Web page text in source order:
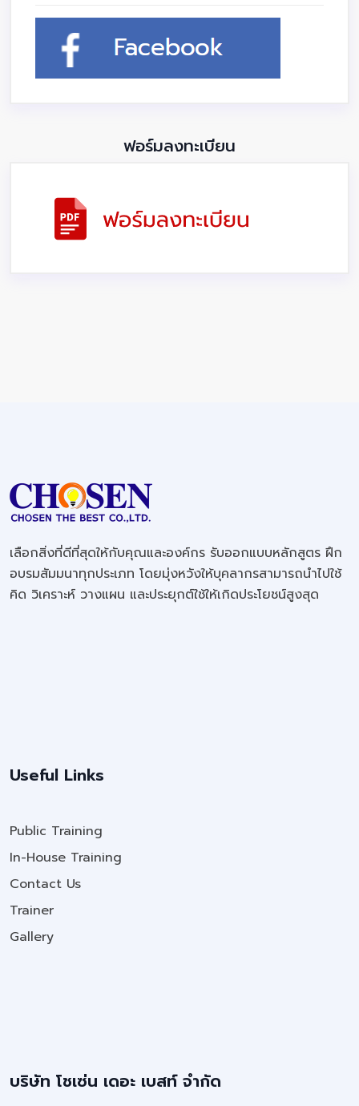
ฟอร์มลงทะเบียน
เลือกสิ่งที่ดีที่สุดให้กับคุณและองค์กร รับออกแบบหลักสูตร ฝึก
อบรมสัมมนาทุกประเภท โดยมุ่งหวังให้บุคลากรสามารถนำไปใช้
คิด วิเคราะห์ วางแผน และประยุกต์ใช้ให้เกิดประโยชน์สูงสุด
Useful Links
Public Training
In-House Training
Contact Us
Trainer
Gallery
บริษัท โชเซ่น เดอะ เบสท์ จำกัด